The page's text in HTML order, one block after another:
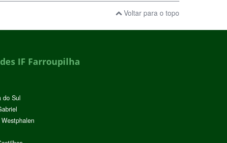
Voltar para o topo
IF Farroupilha
do Sul